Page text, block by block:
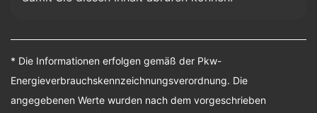
* Die Informationen erfolgen gemäß der Pkw-
Energieverbrauchskennzeichnungsverordnung. Die
angegebenen Werte wurden nach dem vorgeschrieben